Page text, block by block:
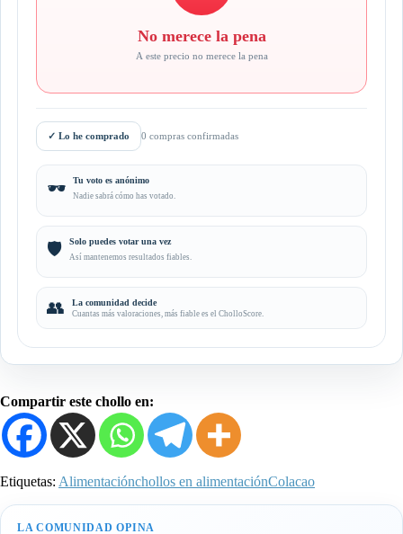
No merece la pena
A este precio no merece la pena
✓ Lo he comprado 0 compras confirmadas
🕶️ Tu voto es anónimo
Nadie sabrá cómo has votado.
🛡️ Solo puedes votar una vez
Así mantenemos resultados fiables.
👥 La comunidad decide
Cuantas más valoraciones, más fiable es el CholloScore.
Compartir este chollo en:
Etiquetas: Alimentaciónchollos en alimentaciónColacao
LA COMUNIDAD OPINA